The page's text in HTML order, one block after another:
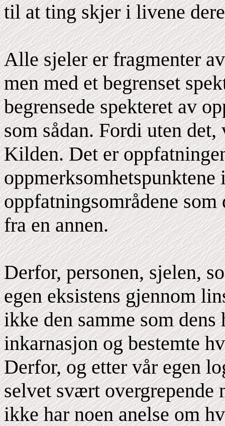
til at ting skjer i livene
Alle sjeler er fragmenter
men med et begrenset
begrensede spekteret av
som sådan. Fordi uten
Kilden. Det er
oppmerksomhetspunktene
oppfatningsområdene
fra en annen.
Derfor, personen, sjelen,
egen eksistens gjennom
ikke den samme som
inkarnasjon og bestemte
Derfor, og etter vår egen
selvet svært overgrepende
ikke har noen anelse om